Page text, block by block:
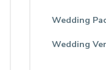
Wedding
Wedding